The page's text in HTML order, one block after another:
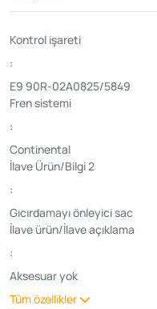
Kontrol işareti
:
E9 90R-02A0825/5849
Fren sistemi
:
Continental
İlave Ürün/Bilgi 2
:
Gıcırdamayı önleyici sac
İlave ürün/İlave açıklama
:
Aksesuar yok
Tüm özellikler